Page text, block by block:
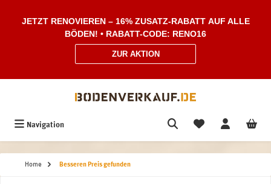
JETZT RENOVIEREN – 16% ZUSATZ-RABATT AUF ALLE
BÖDEN! • RABATT-CODE: RENO16
ZUR AKTION
Navigation
Home Besseren Preis gefunden